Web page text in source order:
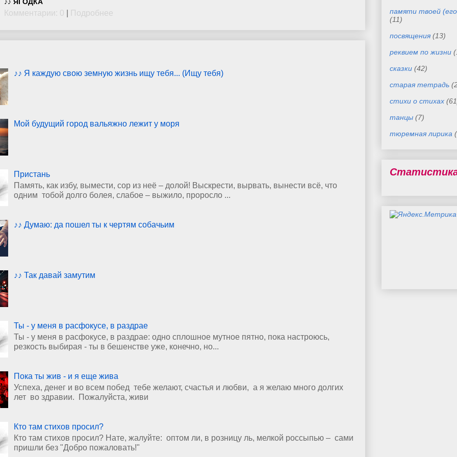
Комментарии: 0 Подробнее
♪♪ Я каждую свою земную жизнь ищу тебя... (Ищу тебя)
Мой будущий город вальяжно лежит у моря
Пристань
Память, как избу, вымести, сор из неё – долой! Выскрести, вырвать, вынести всё, что
одним тобой долго болея, слабое – выжило, проросло ...
♪♪ Думаю: да пошел ты к чертям собачьим
♪♪ Так давай замутим
Ты - у меня в расфокусе, в раздрае
Ты - у меня в расфокусе, в раздрае: одно сплошное мутное пятно, пока настроюсь,
резкость выбирая - ты в бешенстве уже, конечно, но...
Пока ты жив - и я еще жива
Успеха, денег и во всем побед тебе желают, счастья и любви, а я желаю много долгих
лет во здравии. Пожалуйста, живи
Кто там стихов просил?
Кто там стихов просил? Нате, жалуйте: оптом ли, в розницу ль, мелкой россыпью – сами
пришли без "Добро пожаловать!"
памяти твоей
(11)
посвящения (13)
реквием по жизни
сказки (42)
старая тетрадь
стихи о стихах
танцы (7)
тюремная лирика